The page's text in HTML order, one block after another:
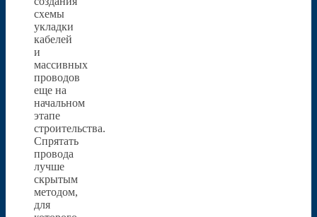
схемы
укладки
кабелей
и
массивных
проводов
еще на
начальном
этапе
строительства.
Спрятать
провода
лучше
скрытым
методом,
для